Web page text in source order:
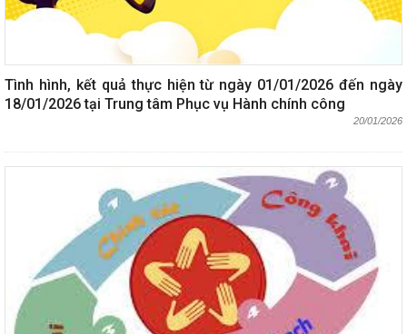
Tình hình, kết quả thực hiện từ ngày 01/01/2026 đến ngày
18/01/2026 tại Trung tâm Phục vụ Hành chính công
20/01/2026